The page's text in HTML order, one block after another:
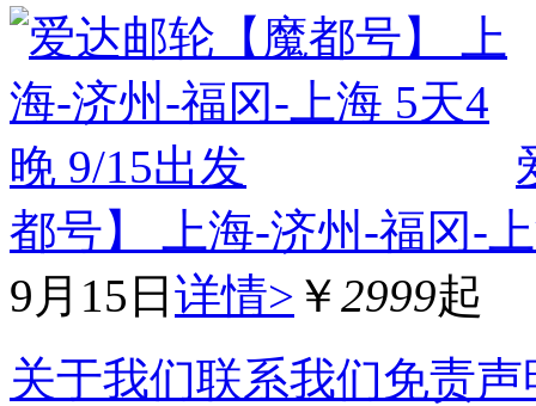
都号】 上海-济州-福冈-
9月15日 详情> ￥2999起
关于我们联系我们免责声